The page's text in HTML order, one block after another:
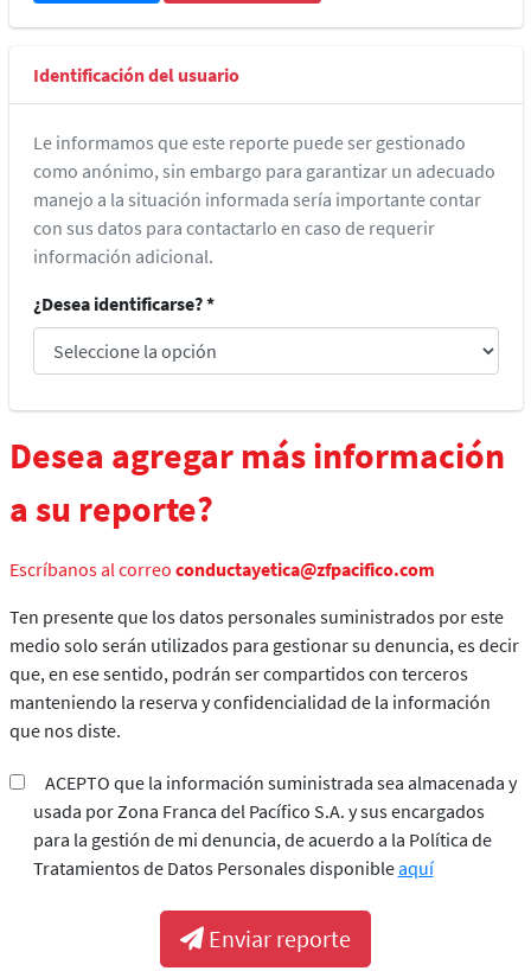
Identificación del usuario
Le informamos que este reporte puede ser gestionado
como anónimo, sin embargo para garantizar un adecuado
manejo a la situación informada sería importante contar
con sus datos para contactarlo en caso de requerir
información adicional.
¿Desea identificarse? *
Desea agregar más información
a su reporte?
Escríbanos al correo conductayetica@zfpacifico.com
Ten presente que los datos personales suministrados por este
medio solo serán utilizados para gestionar su denuncia, es decir
que, en ese sentido, podrán ser compartidos con terceros
manteniendo la reserva y confidencialidad de la información
que nos diste.
ACEPTO que la información suministrada sea almacenada y
usada por Zona Franca del Pacífico S.A. y sus encargados
para la gestión de mi denuncia, de acuerdo a la Política de
Tratamientos de Datos Personales disponibleaquí
Enviar reporte